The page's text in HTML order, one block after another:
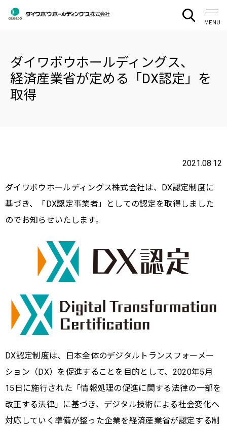
CLOSE
MENU
ダイワボウホールディングス、
経済産業省が定める「DX認定」を
取得
2021.08.12
ダイワボウホールディングス株式会社は、DX認定制度に
基づき、「DX認定事業者」としての認定を取得しました
のでお知らせいたします。
DX認定制度は、日本全体のデジタルトランスフォーメー
ション（DX）を促進することを目的として、2020年5月
15日に施行された「情報処理の促進に関する法律の一部を
改正する法律」に基づき、デジタル技術による社会変化へ
対応していく準備が整った企業を経済産業省が認定する制